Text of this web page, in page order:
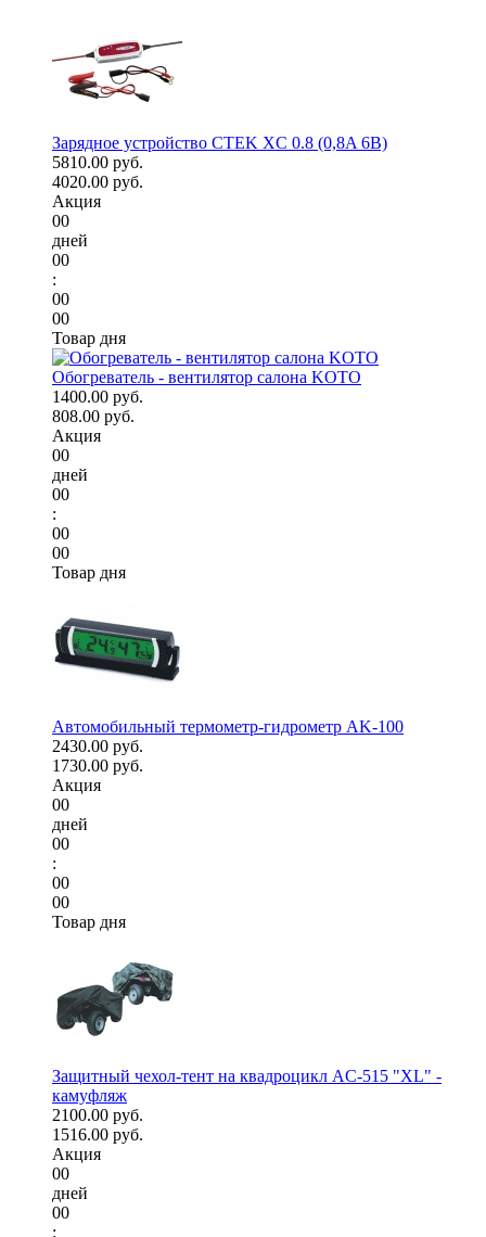
Зарядное устройство CTEK XC 0.8 (0,8A 6В)
5810.00 руб.
4020.00 руб.
Акция
00
дней
00
:
00
00
Товар дня
Обогреватель - вентилятор салона KOTO
1400.00 руб.
808.00 руб.
Акция
00
дней
00
:
00
00
Товар дня
Автомобильный термометр-гидрометр AK-100
2430.00 руб.
1730.00 руб.
Акция
00
дней
00
:
00
00
Товар дня
Защитный чехол-тент на квадроцикл AC-515 "XL" -
камуфляж
2100.00 руб.
1516.00 руб.
Акция
00
дней
00
: